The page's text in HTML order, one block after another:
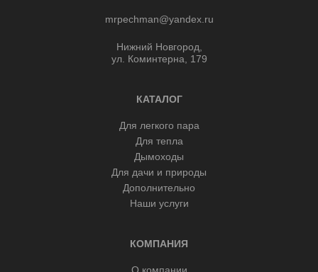
mrpechman@yandex.ru
Нижний Новгород,
ул. Коминтерна, 179
КАТАЛОГ
Для легкого пара
Для тепла
Дымоходы
Для дачи и природы
Дополнительно
Наши услуги
КОМПАНИЯ